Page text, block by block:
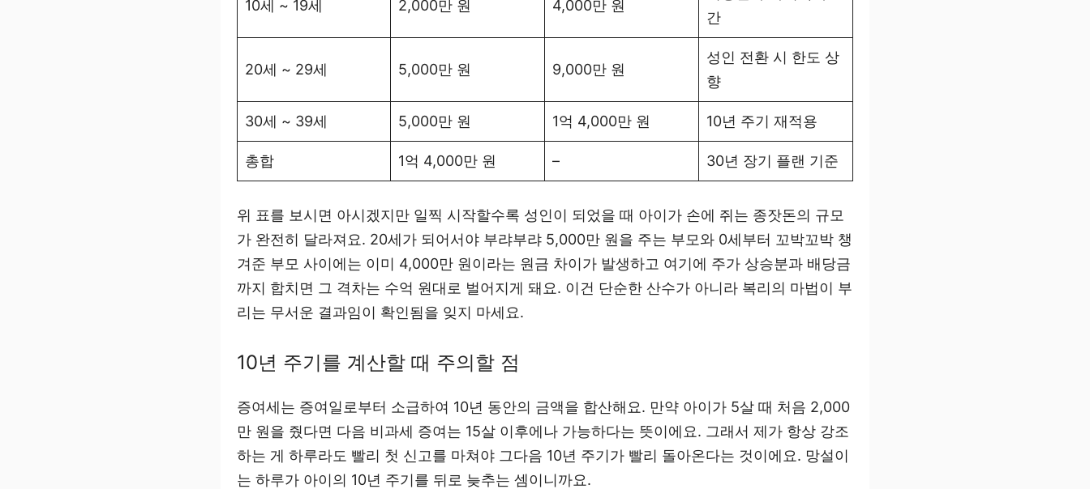
10세 ~ 19세 2,000만 원 4,000만 원
간
20세 ~ 29세 5,000만 원 9,000만 원
성인 전환 시 한도 상
향
30세 ~ 39세 5,000만 원 1억 4,000만 원 10년 주기 재적용
총합 1억 4,000만 원 – 30년 장기 플랜 기준
위 표를 보시면 아시겠지만 일찍 시작할수록 성인이 되었을 때 아이가 손에 쥐는 종잣돈의 규모
가 완전히 달라져요. 20세가 되어서야 부랴부랴 5,000만 원을 주는 부모와 0세부터 꼬박꼬박 챙
겨준 부모 사이에는 이미 4,000만 원이라는 원금 차이가 발생하고 여기에 주가 상승분과 배당금
까지 합치면 그 격차는 수억 원대로 벌어지게 돼요. 이건 단순한 산수가 아니라 복리의 마법이 부
리는 무서운 결과임이 확인됨을 잊지 마세요.
10년 주기를 계산할 때 주의할 점
증여세는 증여일로부터 소급하여 10년 동안의 금액을 합산해요. 만약 아이가 5살 때 처음 2,000
만 원을 줬다면 다음 비과세 증여는 15살 이후에나 가능하다는 뜻이에요. 그래서 제가 항상 강조
하는 게 하루라도 빨리 첫 신고를 마쳐야 그다음 10년 주기가 빨리 돌아온다는 것이에요. 망설이
는 하루가 아이의 10년 주기를 뒤로 늦추는 셈이니까요.